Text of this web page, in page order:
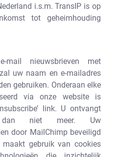
i.s.m. TransIP is op
tot geheimhouding
mail nieuwsbrieven met
uw naam en e-mailadres
gebruiken. Onderaan elke
via onze website is
link. U ontvangt
dan niet meer. Uw
door MailChimp beveiligd
maakt gebruik van cookies